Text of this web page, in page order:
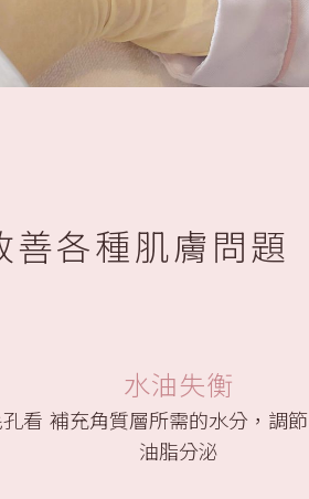
各種肌膚問題
看
水油失衡
補充角質層所需的水分，調節
油脂分泌